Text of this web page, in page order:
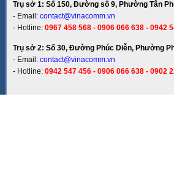
Trụ sở 1: Số 150, Đường số 9, Phường Tân
- Email: contact@vinacomm.vn
- Hotline: 0967 458 568 - 0906 066 638 - 0942
Trụ sở 2: Số 30, Đường Phúc Diễn, Phường
- Email: contact@vinacomm.vn
- Hotline: 0942 547 456 - 0906 066 638 - 0902